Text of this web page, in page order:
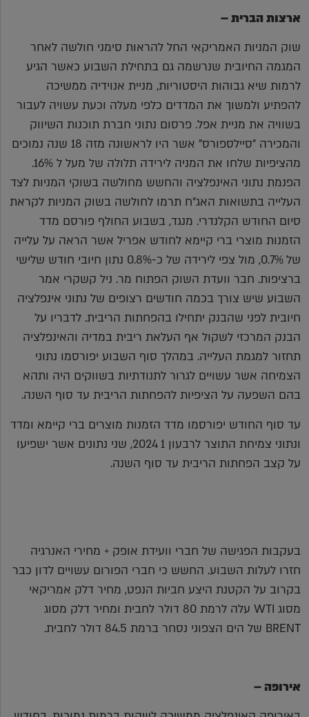
ארצות הברית –
שוק המניות האמריקאי החל להראות סימני חולשה לאחר
המגמה החיובית שנרשמה גם בתחילת השבוע כאשר הגיע
לרמות שיא גבוהות היסטוריות, מניית אנוידיה ממשיכה
להפתיע ולמשוך את המדדים כלפי מעלה וכעת עשויה לעבור
בשוויה את מניית אפל. פרסום נתוני חברת תוכנות השיווק
והמכירה "סיילספורס" אשר היו לראשונה מזה 18 שנה נמוכים
מהציפיות שלחו את המניה לירידה תלולה של מעל ל 16%.
הפנמת נתוני האינפלציה והחשש מחולשה בשוקי המניות לצד
העלייה בתשואות האג"ח תרמו לחולשה בשוק המניות לקראת
סיום החודש הקלנדרי. מנגד, בשבוע החולף פורסם מדד
הזמנות מוצרי ברי קיימא לחודש אפריל אשר הראה על עלייה
של 0.7%, מול צפי לירידה של כ-0.8% נתון חיובי חודש שלישי
ברציפות. חבר וועדת השוק הפתוח מר. ניל קשקרי אמר
השבוע שיש צורך בכמה חודשים רצופים של נתוני אינפלציה
חיובית לפני שהבנק יתחילו בהפחתות הריבית. לדבריו על
הבנק המרכזי לשקול אף העלאת ריבית במדיה והאינפלציה
תחזור למגמת העלייה. במהלך סוף השבוע יפורסמו נתוני
הצמיחה אשר עשויים לגרור לתנודתיות בשווקים היה ותהא
בהם השפעה על הציפיות להפחתות הריבית עד סוף השנה.
עד סוף החודש יפורסמו מדד הזמנות מוצרים ברי קיימא ומדד
ונתוני צמיחת התוצר לרבעון 1 2024, שני נתונים אשר ישפיעו
על קצב הפחתות הריבית עד סוף השנה.
בעקבות הפגישה של חברי וועידת אופק + מחירי האנרגיה
חזרו לעלות השבוע. החשש כי חברי הפורום עשויים לדון כבר
בקרוב על הקטנת היצע חביות הנפט, מחיר דלק אמריקאי
מסוג WTI עלה לרמת 80 דולר לחבית ומחיר דלק מסוג
BRENT של הים הצפוני נסחר ברמת 84.5 דולר לחבית.
אירופה –